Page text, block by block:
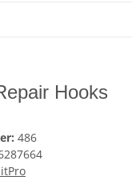
Hooks
486